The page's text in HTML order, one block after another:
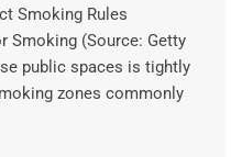
Smoking Rules
Smoking (Source: Getty
public spaces is tightly
zones commonly